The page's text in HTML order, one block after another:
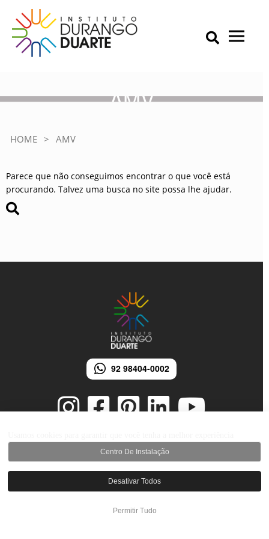
content
IDD – Instituto Durango Duarte
Instituto Durango Duarte
Primary Menu
AMV
HOME > AMV
Parece que não conseguimos encontrar o que você está
procurando. Talvez uma busca no site possa lhe ajudar.
92 98404-0002
© 2026 Instituto Durango Duarte - Todos os direitos reservados.
Desenvolvido por iMarketing Agência Digital
Centro De Instalação
Desativar Todos
Permitir Tudo